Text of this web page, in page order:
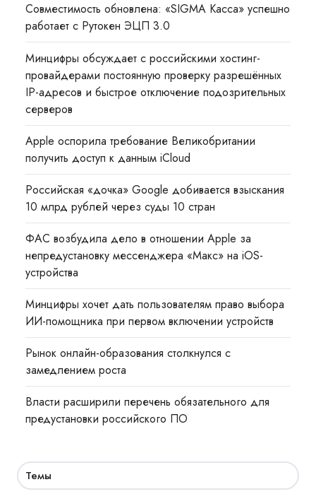
Совместимость обновлена: «SIGMA Касса» успешно
работает с Рутокен ЭЦП 3.0
Минцифры обсуждает с российскими хостинг-
провайдерами постоянную проверку разрешённых
IP-адресов и быстрое отключение подозрительных
серверов
Apple оспорила требование Великобритании
получить доступ к данным iCloud
Российская «дочка» Google добивается взыскания
10 млрд рублей через суды 10 стран
ФАС возбудила дело в отношении Apple за
непредустановку мессенджера «Макс» на iOS-
устройства
Минцифры хочет дать пользователям право выбора
ИИ-помощника при первом включении устройств
Рынок онлайн-образования столкнулся с
замедлением роста
Власти расширили перечень обязательного для
предустановки российского ПО
Темы